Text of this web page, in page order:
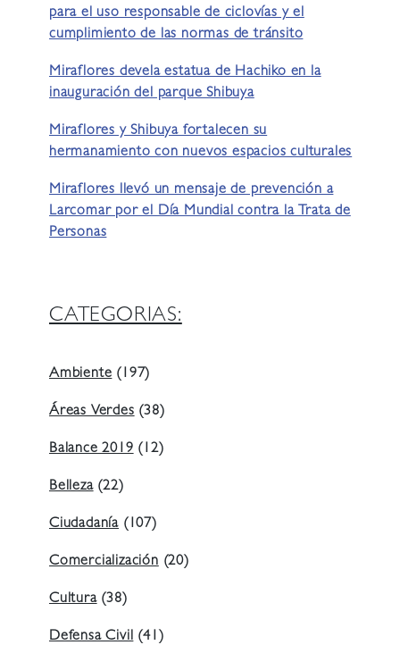
para el uso responsable de ciclovías y el
cumplimiento de las normas de tránsito
Miraflores devela estatua de Hachiko en la
inauguración del parque Shibuya
Miraflores y Shibuya fortalecen su
hermanamiento con nuevos espacios culturales
Miraflores llevó un mensaje de prevención a
Larcomar por el Día Mundial contra la Trata de
Personas
CATEGORIAS:
Ambiente (197)
Áreas Verdes (38)
Balance 2019 (12)
Belleza(22)
Ciudadanía (107)
Comercialización (20)
Cultura(38)
Defensa Civil (41)